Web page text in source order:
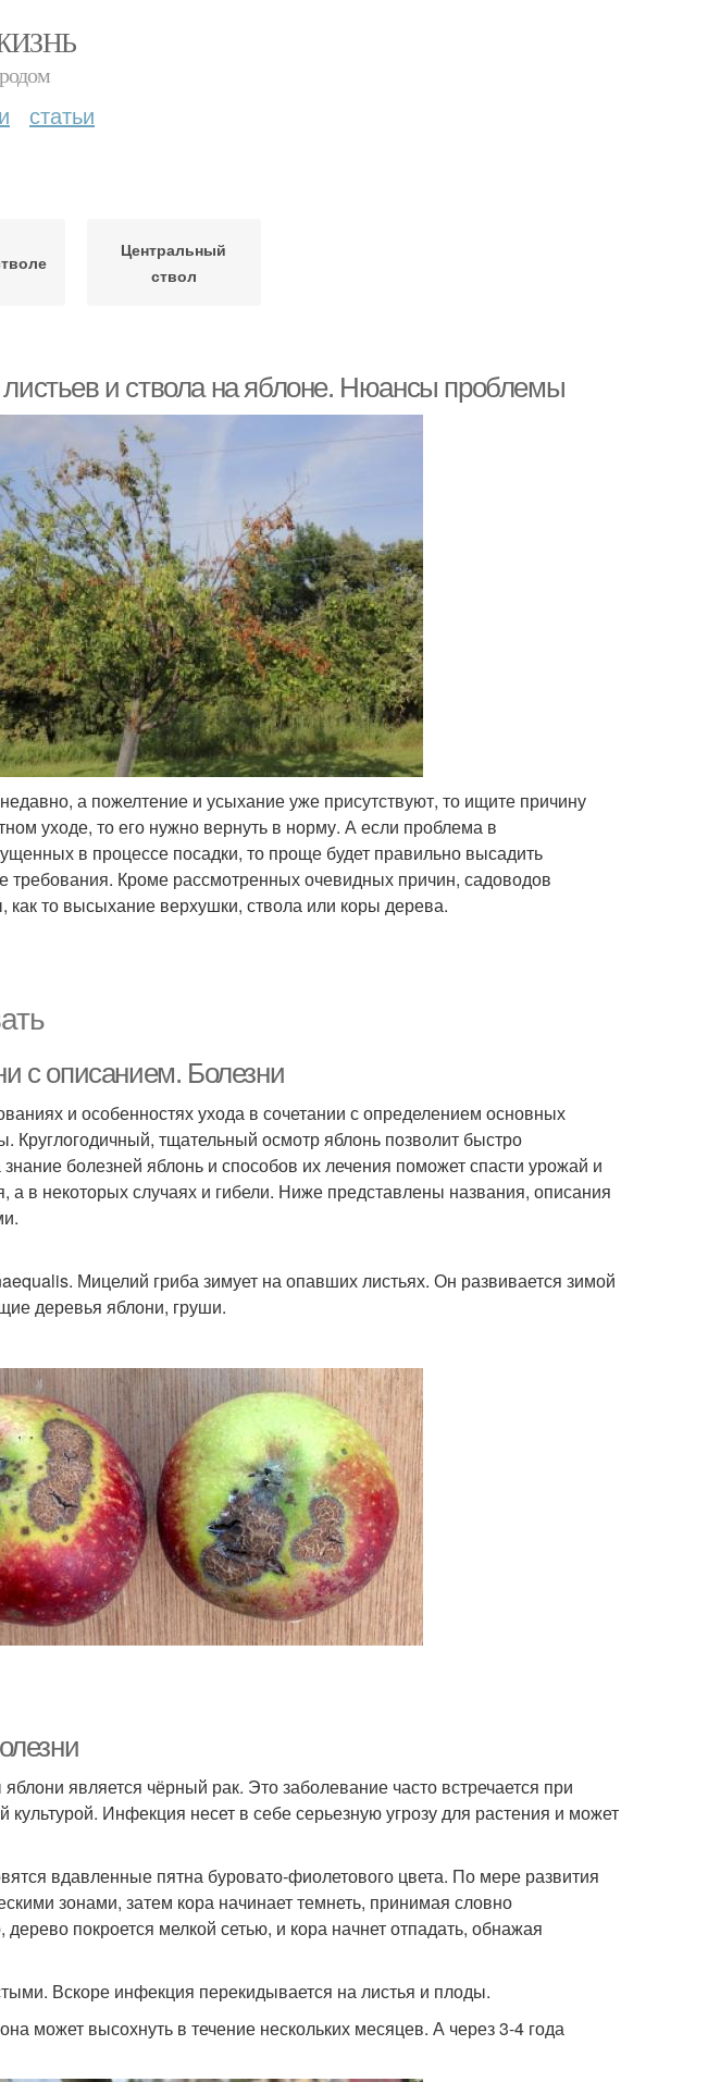
статьи
Центральный
ствол
и ствола на яблоне. Нюансы проблемы
а пожелтение и усыхание уже присутствуют, то ищите причину
уходе, то его нужно вернуть в норму. А если проблема в
в процессе посадки, то проще будет правильно высадить
требования. Кроме рассмотренных очевидных причин, садоводов
как то высыхание верхушки, ствола или коры дерева.
с описанием. Болезни
и особенностях ухода в сочетании с определением основных
Круглогодичный, тщательный осмотр яблонь позволит быстро
болезней яблонь и способов их лечения поможет спасти урожай и
а в некоторых случаях и гибели. Ниже представлены названия, описания
Мицелий гриба зимует на опавших листьях. Он развивается зимой
деревья яблони, груши.
является чёрный рак. Это заболевание часто встречается при
Инфекция несет в себе серьезную угрозу для растения и может
вдавленные пятна буровато-фиолетового цвета. По мере развития
зонами, затем кора начинает темнеть, принимая словно
покроется мелкой сетью, и кора начнет отпадать, обнажая
Вскоре инфекция перекидывается на листья и плоды.
может высохнуть в течение нескольких месяцев. А через 3-4 года